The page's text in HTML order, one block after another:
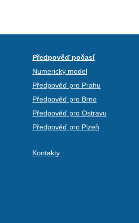
Předpověď počasí
Numerický model
Předpověď pro Prahu
Předpověď pro Brno
Předpověď pro Ostravu
Předpověď pro Plzeň
Kontakty